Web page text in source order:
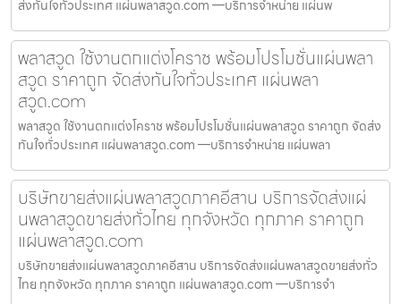
ส่งทันใจทั่วประเทศ แผ่นพลาสวูด.com —บริการจำหน่าย แผ่นพ
พลาสวูด ใช้งานตกแต่งโคราช พร้อมโปรโมชั่นแผ่นพลา
สวูด ราคาถูก จัดส่งทันใจทั่วประเทศ แผ่นพลา
สวูด.com
พลาสวูด ใช้งานตกแต่งโคราช พร้อมโปรโมชั่นแผ่นพลาสวูด ราคาถูก จัดส่ง
ทันใจทั่วประเทศ แผ่นพลาสวูด.com —บริการจำหน่าย แผ่นพลา
บริษัทขายส่งแผ่นพลาสวูดภาคอีสาน บริการจัดส่งแผ่
นพลาสวูดขายส่งทั่วไทย ทุกจังหวัด ทุกภาค ราคาถูก
แผ่นพลาสวูด.com
บริษัทขายส่งแผ่นพลาสวูดภาคอีสาน บริการจัดส่งแผ่นพลาสวูดขายส่งทั่ว
ไทย ทุกจังหวัด ทุกภาค ราคาถูก แผ่นพลาสวูด.com —บริการจำ